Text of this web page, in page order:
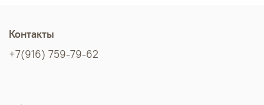
Контакты
+7(916) 759-79-62